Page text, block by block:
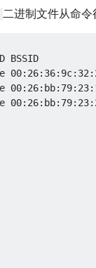
二进制文件从命令
BSSID